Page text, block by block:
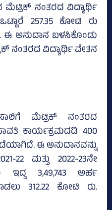
ಮೆಟ್ರಿಕ್‌ ನಂತರದ ವಿದ್ಯಾರ್ಥಿ
257.35 ಕೋಟಿ ರು
ಈ ಅನುದಾನ ಬಳಸಿಕೊಂಡು
ನಂತರದ ವಿದ್ಯಾರ್ಥಿ ವೇತನ
ಮೆಟ್ರಿಕ್‌ ನಂತರದ
ಕಾರ್ಯಕ್ರಮದಡಿ 400
ಈ ಅನುದಾನವನ್ನು
22 ಮತ್ತು 2022-23ನೇ
3,49,743 ಅರ್ಹ
312.22 ಕೋಟಿ ರು.